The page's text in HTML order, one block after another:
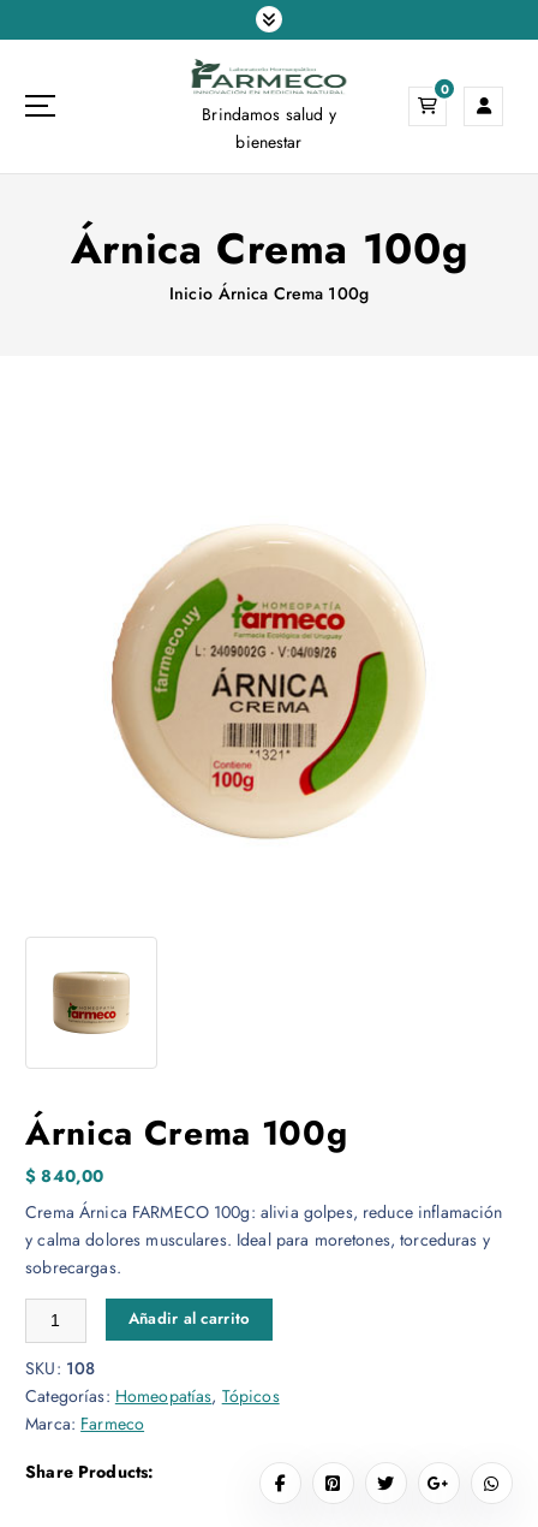
a
a
Brindamos salud y
bienestar
0
Árnica Crema 100g
Inicio Árnica Crema 100g
Árnica Crema 100g
$ 840,00
Crema Árnica FARMECO 100g: alivia golpes, reduce inflamación
y calma dolores musculares. Ideal para moretones, torceduras y
sobrecargas.
Árnica Crema 100g cantidad
Añadir al carrito
SKU: 108
Categorías: Homeopatías, Tópicos
Marca: Farmeco
Share Products: